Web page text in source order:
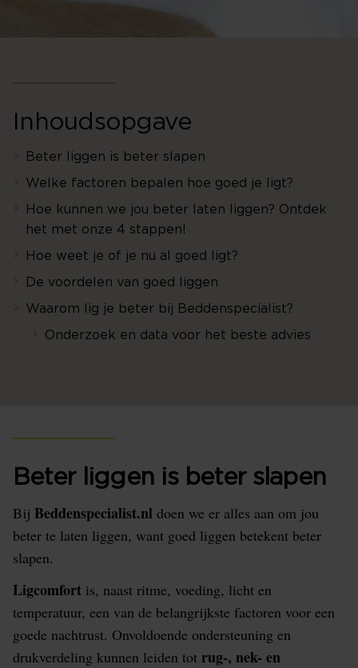
Inhoudsopgave
Beter liggen is beter slapen
Welke factoren bepalen hoe goed je ligt?
Hoe kunnen we jou beter laten liggen? Ontdek
het met onze 4 stappen!
Hoe weet je of je nu al goed ligt?
De voordelen van goed liggen
Waarom lig je beter bij Beddenspecialist?
Onderzoek en data voor het beste advies
Beter liggen is beter slapen
Bij Beddenspecialist.nl doen we er alles aan om jou
beter te laten liggen, want goed liggen betekent beter
slapen.
Ligcomfort is, naast ritme, voeding, licht en
temperatuur, een van de belangrijkste factoren voor een
goede nachtrust. Onvoldoende ondersteuning en
drukverdeling kunnen leiden tot rug-, nek- en